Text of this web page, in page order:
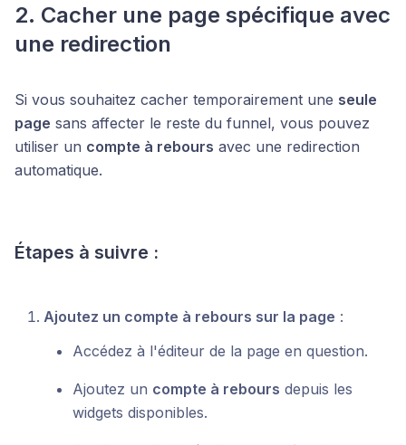
2. Cacher une page spécifique avec
une redirection
Si vous souhaitez cacher temporairement une seule
page sans affecter le reste du funnel, vous pouvez
utiliser un compte à rebours avec une redirection
automatique.
Étapes à suivre :
Ajoutez un compte à rebours sur la page :
Accédez à l'éditeur de la page en question.
Ajoutez un compte à rebours depuis les
widgets disponibles.